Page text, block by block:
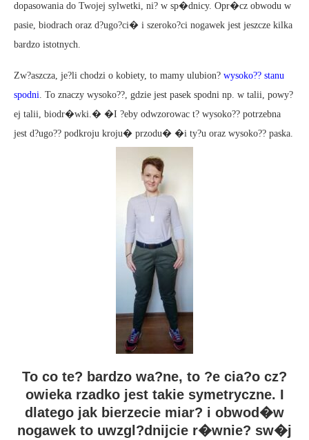
dopasowania do Twojej sylwetki, ni? w sp�dnicy. Opr�cz obwodu w
pasie, biodrach oraz d?ugo?ci� i szeroko?ci nogawek jest jeszcze kilka
bardzo istotnych.
Zw?aszcza, je?li chodzi o kobiety, to mamy ulubion? wysoko?? stanu
spodni. To znaczy wysoko??, gdzie jest pasek spodni np. w talii, powy?
ej talii, biodr�wki.� �I ?eby odwzorowac t? wysoko?? potrzebna
jest d?ugo?? podkroju kroju� przodu� �i ty?u oraz wysoko?? paska.
To co te? bardzo wa?ne, to ?e cia?o cz?
owieka rzadko jest takie symetryczne. I
dlatego jak bierzecie miar? i obwod�w
nogawek to uwzgl?dnijcie r�wnie? sw�j